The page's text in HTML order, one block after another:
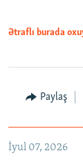
Ətraflı burada
Paylaş
İyul 07, 2026